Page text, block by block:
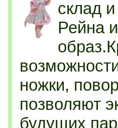
склад
Рейна
ножки,
позволяют
будущих